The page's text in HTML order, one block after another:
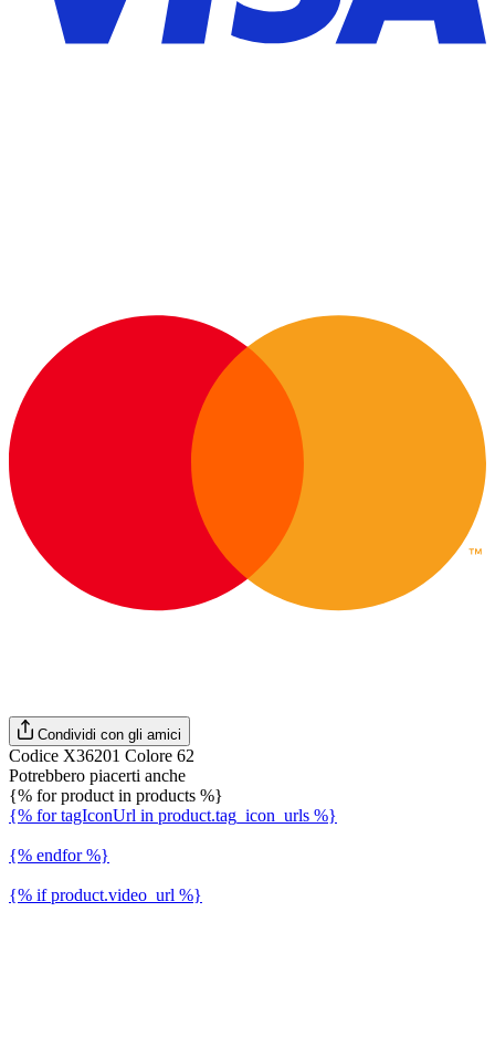
Condividi con gli amici
Codice X36201 Colore 62
Potrebbero piacerti anche
{% for product in products %}
{% for tagIconUrl in product.tag_icon_urls %}
{% endfor %}
{% if product.video_url %}